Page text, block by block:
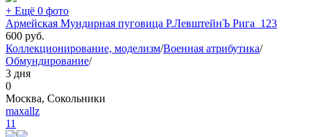
+ Ещё 0 фото
Армейская Мундирная пуговица Р.ЛевштейнЪ Рига_123
600 руб.
Коллекционирование, моделизм/Военная атрибутика/
Обмундирование/
3 дня
0
Москва, Сокольники
maxallz
11